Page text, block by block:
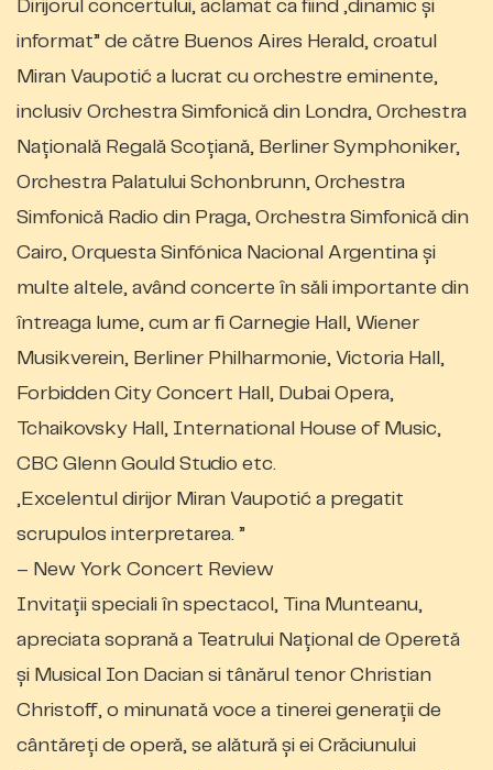
Dirijorul concertului, aclamat ca fiind „dinamic și
informat” de către Buenos Aires Herald, croatul
Miran Vaupotić a lucrat cu orchestre eminente,
inclusiv Orchestra Simfonică din Londra, Orchestra
Națională Regală Scoțiană, Berliner Symphoniker,
Orchestra Palatului Schonbrunn, Orchestra
Simfonică Radio din Praga, Orchestra Simfonică din
Cairo, Orquesta Sinfónica Nacional Argentina și
multe altele, având concerte în săli importante din
întreaga lume, cum ar fi Carnegie Hall, Wiener
Musikverein, Berliner Philharmonie, Victoria Hall,
Forbidden City Concert Hall, Dubai Opera,
Tchaikovsky Hall, International House of Music,
CBC Glenn Gould Studio etc.
„Excelentul dirijor Miran Vaupotić a pregatit
scrupulos interpretarea. ”
– New York Concert Review
Invitații speciali în spectacol, Tina Munteanu,
apreciata soprană a Teatrului Național de Operetă
și Musical Ion Dacian si tânărul tenor Christian
Christoff, o minunată voce a tinerei generații de
cântăreți de operă, se alătură și ei Crăciunului